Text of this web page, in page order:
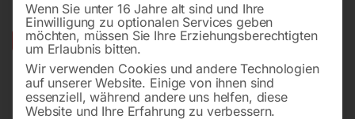
14%
Wenn Sie unter 16 Jahre alt sind und Ihre
Einwilligung zu optionalen Services geben
möchten, müssen Sie Ihre Erziehungsberechtigten
um Erlaubnis bitten.
Wir verwenden Cookies und andere Technologien
auf unserer Website. Einige von ihnen sind
essenziell, während andere uns helfen, diese
Website und Ihre Erfahrung zu verbessern.